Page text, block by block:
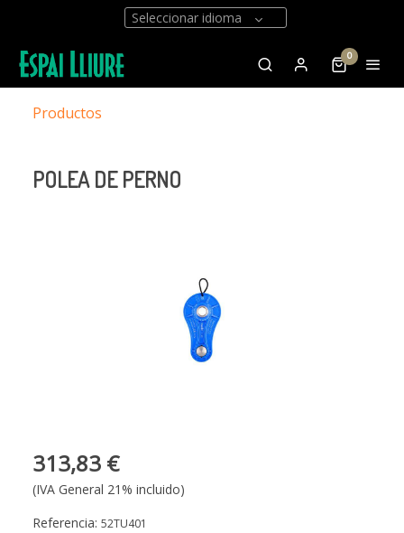
Seleccionar idioma
0
Productos
POLEA DE PERNO
313,83 €
(IVA General 21% incluido)
Referencia: 52TU401